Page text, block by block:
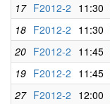
17 F2012-2 11:30
18 F2012-2 11:30
20 F2012-2 11:45
19 F2012-2 11:45
27 F2012-2 12:00